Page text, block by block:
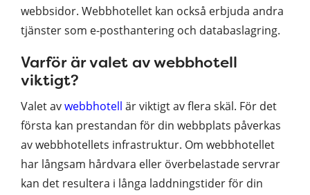
webbsidor. Webbhotellet kan också erbjuda andra
tjänster som e-posthantering och databaslagring.
Varför är valet av webbhotell
viktigt?
Valet avwebbhotell är viktigt av flera skäl. För det
första kan prestandan för din webbplats påverkas
av webbhotellets infrastruktur. Om webbhotellet
har långsam hårdvara eller överbelastade servrar
kan det resultera i långa laddningstider för din